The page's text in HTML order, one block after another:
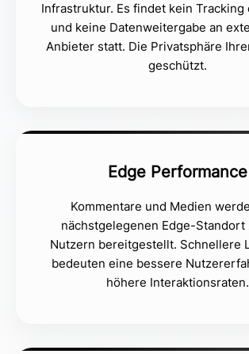
Infrastruktur. Es findet kein Tracking
und keine Datenweitergabe an
Anbieter statt. Die Privatsphäre
geschützt.
Edge Performance
Kommentare und Medien
nächstgelegenen Edge-Standort
Nutzern bereitgestellt. Schnellere
bedeuten eine bessere
höhere Interaktionsraten.